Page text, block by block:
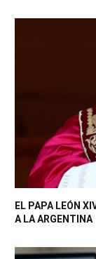
EL PAPA LEÓN
A LA ARGENTINA